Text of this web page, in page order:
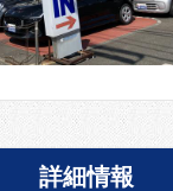
詳細情報